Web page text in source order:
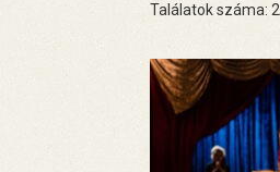
Találatok száma: 2